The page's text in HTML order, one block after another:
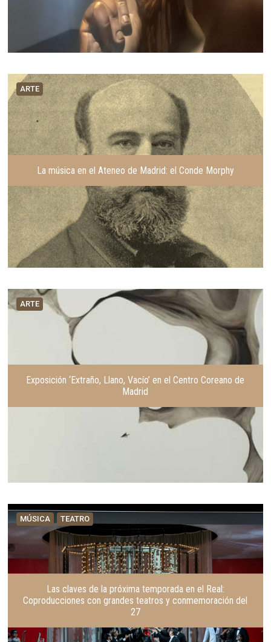
ARTE
La música en el Ateneo de Madrid: el Conde Morphy
ARTE
Exposición ‘Extraño, Llano, Vacío’ en el Centro Coreano de
Madrid
MÚSICA TEATRO
Las claves de la próxima temporada en el Real:
Coproducciones con grandes teatros y conmemoración del
27